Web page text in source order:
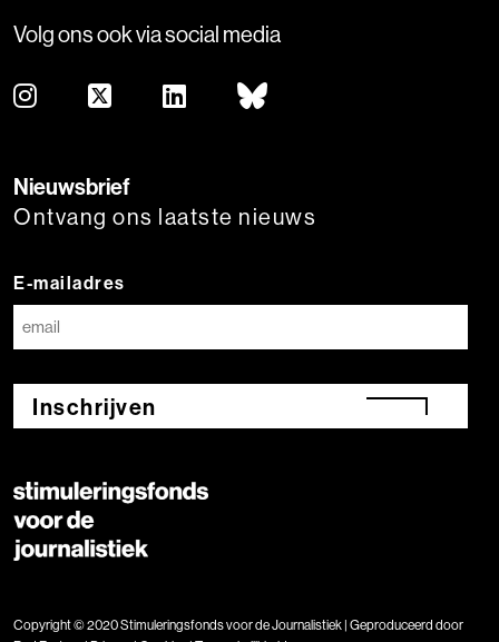
Volg ons ook via social media
Nieuwsbrief
Ontvang ons laatste nieuws
E-mailadres
Inschrijven
Copyright © 2020 Stimuleringsfonds voor de Journalistiek | Geproduceerd door